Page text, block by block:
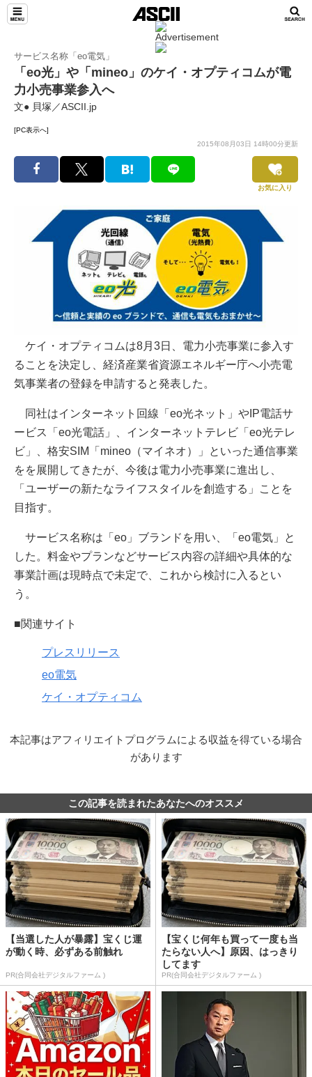
サービス名称「eo電気」
「eo光」や「mineo」のケイ・オプティコムが電
力小売事業参入へ
文● 貝塚／ASCII.jp
[PC表示へ]
2015年08月03日 14時00分更新
お気に入り
ケイ・オプティコムは8月3日、電力小売事業に参入す
ることを決定し、経済産業省資源エネルギー庁へ小売電
気事業者の登録を申請すると発表した。
同社はインターネット回線「eo光ネット」やIP電話サ
ービス「eo光電話」、インターネットテレビ「eo光テレ
ビ」、格安SIM「mineo（マイネオ）」といった通信事業
をを展開してきたが、今後は電力小売事業に進出し、
「ユーザーの新たなライフスタイルを創造する」ことを
目指す。
サービス名称は「eo」ブランドを用い、「eo電気」と
した。料金やプランなどサービス内容の詳細や具体的な
事業計画は現時点で未定で、これから検討に入るとい
う。
■関連サイト
プレスリリース
eo電気
ケイ・オプティコム
本記事はアフィリエイトプログラムによる収益を得ている場合
があります
この記事を読まれたあなたへのオススメ
【当選した人が暴露】宝くじ運
が動く時、必ずある前触れ
PR(合同会社デジタルファーム )
【宝くじ何年も買って一度も当
たらない人へ】原因、はっきり
してます
PR(合同会社デジタルファーム )